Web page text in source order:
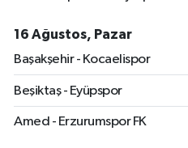
16 Ağustos, Pazar
Başakşehir - Kocaelispor
Beşiktaş - Eyüpspor
Amed - Erzurumspor FK